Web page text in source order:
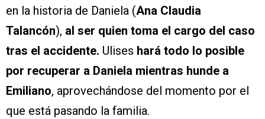
en la historia de Daniela (Ana Claudia
Talancón), al ser quien toma el cargo del caso
tras el accidente. Ulises hará todo lo posible
por recuperar a Daniela mientras hunde a
Emiliano, aprovechándose del momento por el
que está pasando la familia.